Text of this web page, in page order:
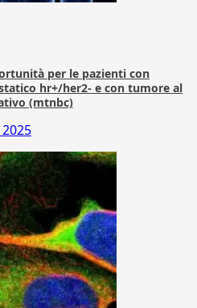
per le pazienti con
hr+/her2- e con tumore al
(mtnbc)